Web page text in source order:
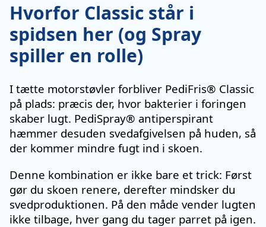
Hvorfor Classic står i
spidsen her (og Spray
spiller en rolle)
I tætte motorstøvler forbliver PediFris® Classic
på plads: præcis der, hvor bakterier i foringen
skaber lugt. PediSpray® antiperspirant
hæmmer desuden svedafgivelsen på huden, så
der kommer mindre fugt ind i skoen.
Denne kombination er ikke bare et trick: Først
gør du skoen renere, derefter mindsker du
svedproduktionen. På den måde vender lugten
ikke tilbage, hver gang du tager parret på igen.